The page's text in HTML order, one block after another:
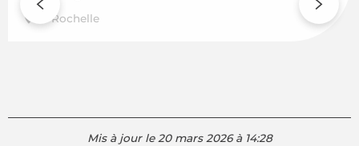
La Rochelle
Mis à jour le 20 mars 2026 à 14:28